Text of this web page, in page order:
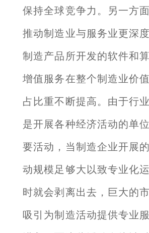
保持全球竞争力。另一方
推动制造业与服务业更深
制造产品所开发的软件和
增值服务在整个制造业价
占比重不断提高。由于行
是开展各种经济活动的单
要活动，当制造企业开展
动规模足够大以致专业化
时就会剥离出去，巨大的
吸引为制造活动提供专业